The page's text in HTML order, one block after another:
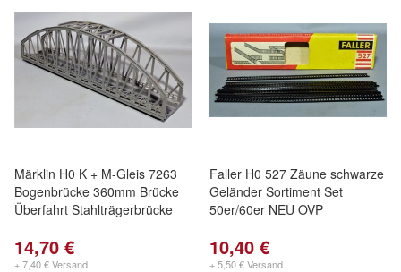
Märklin H0 K + M-Gleis 7263
Bogenbrücke 360mm Brücke
Überfahrt Stahlträgerbrücke
14,70 €
+ 7,40 € Versand
Faller H0 527 Zäune schwarze
Geländer Sortiment Set
50er/60er NEU OVP
10,40 €
+ 5,50 € Versand